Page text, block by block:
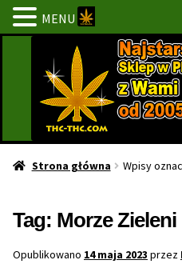
nawigacji
treści
Strona Główna
NOWOŚCI
Strona główna Wpisy
Tag: Morze Zieleni
Opublikowano 14 maja 2023 przez
MENU